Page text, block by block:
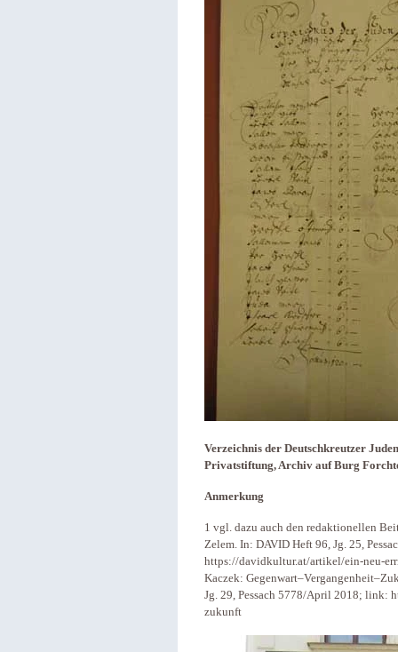
Verzeichnis der Deutschkreutzer
Privatstiftung, Archiv auf Burg
Anmerkung
1 vgl. dazu auch den redaktionellen
Zelem. In: DAVID Heft 96, Jg. 25,
https://davidkultur.at/artikel/ein-neu-
Kaczek:
Jg. 29, Pessach 5778/April 2018; link:
zukunft